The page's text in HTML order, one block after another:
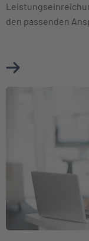
den passenden
Mehr über